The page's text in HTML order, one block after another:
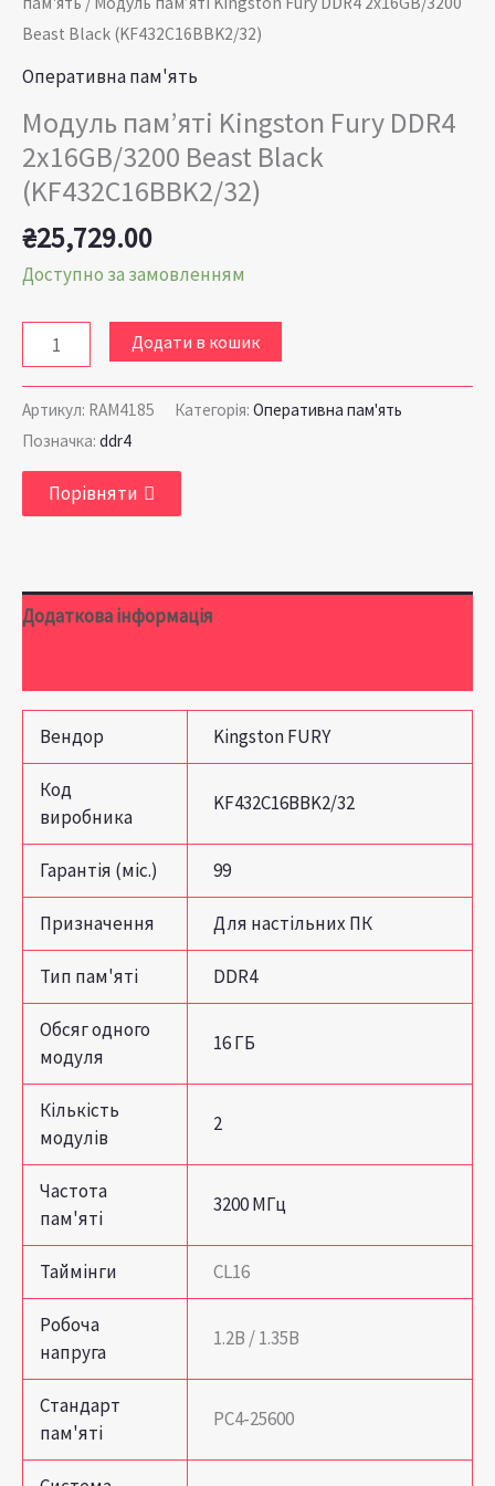
Beast Black (KF432C16BBK2/32)
Оперативна пам'ять
Модуль пам’яті Kingston Fury DDR4
2x16GB/3200 Beast Black
(KF432C16BBK2/32)
₴25,729.00
Доступно за замовленням
Додати в кошик
Артикул: RAM4185 Категорія: Оперативна пам'ять
Позначка: ddr4
Порівняти
Додаткова інформація
Вендор Kingston FURY
Код
виробника
KF432C16BBK2/32
Гарантія (міс.) 99
Призначення Для настільних ПК
Тип пам'яті DDR4
Обсяг одного
модуля
16 ГБ
Кількість
модулів
2
Частота
пам'яті
3200 МГц
Таймінги CL16
Робоча
напруга
1.2В / 1.35В
Стандарт
пам'яті
PC4-25600